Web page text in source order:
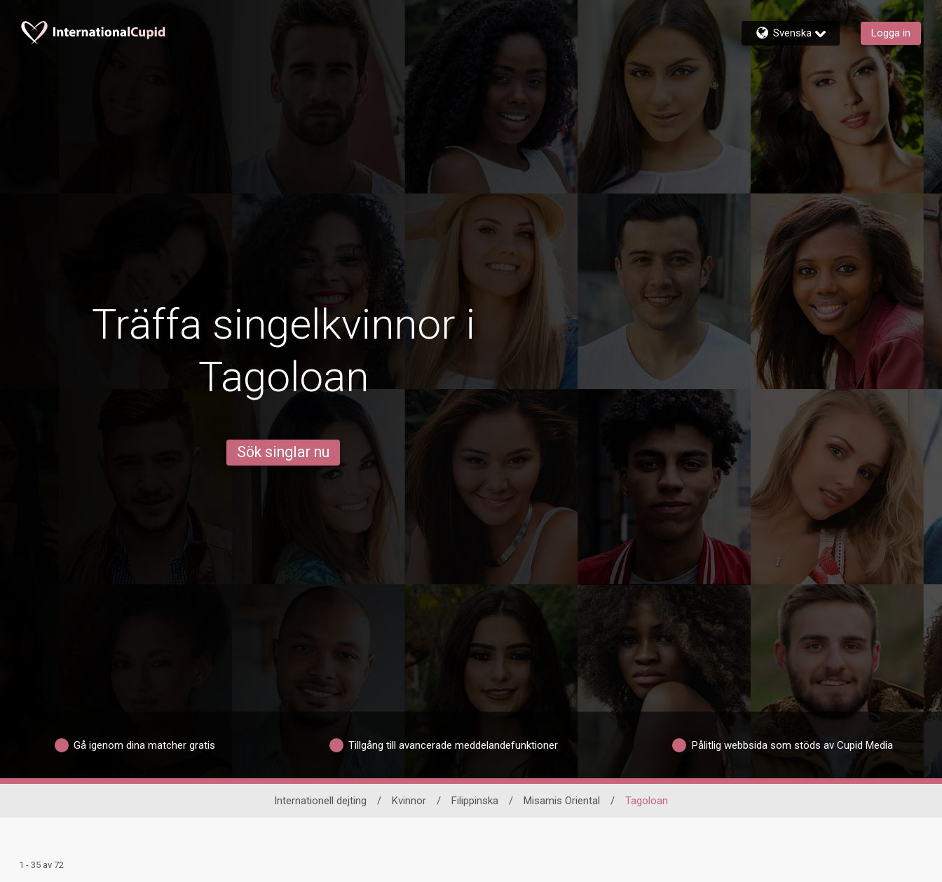
Svenska Logga in
Träffa singelkvinnor i
Tagoloan
Sök singlar nu
Gå igenom dina matcher gratis Tillgång till avancerade meddelandefunktioner Pålitlig webbsida som stöds av Cupid Media
Internationell dejting / Kvinnor / Filippinska / Misamis Oriental / Tagoloan
1 - 35 av 72